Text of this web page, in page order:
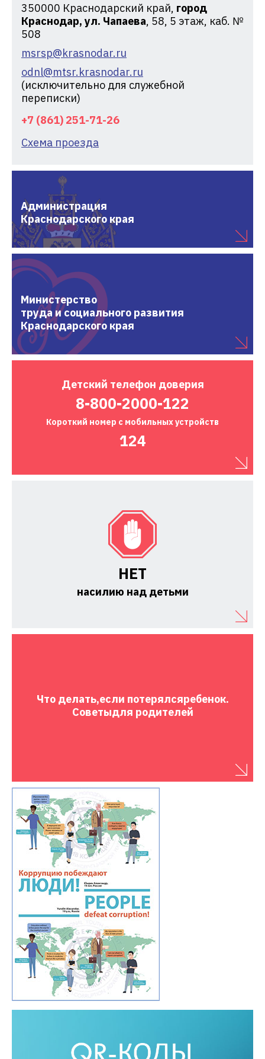
350000 Краснодарский край, город
Краснодар, ул. Чапаева, 58, 5 этаж, каб. №
508
msrsp@krasnodar.ru
odnl@mtsr.krasnodar.ru
(исключительно для служебной
переписки)
+7 (861) 251-71-26
Схема проезда
Администрация
Краснодарского края
Министерство
труда и социального развития
Краснодарского края
Детский телефон доверия
8-800-2000-122
Короткий номер с мобильных устройств
124
НЕТ
насилию над детьми
Что делать,если потерялсяребенок.
Советыдля родителей